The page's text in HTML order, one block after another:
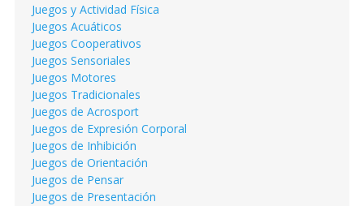
Juegos y Actividad Física
Juegos Acuáticos
Juegos Cooperativos
Juegos Sensoriales
Juegos Motores
Juegos Tradicionales
Juegos de Acrosport
Juegos de Expresión Corporal
Juegos de Inhibición
Juegos de Orientación
Juegos de Pensar
Juegos de Presentación